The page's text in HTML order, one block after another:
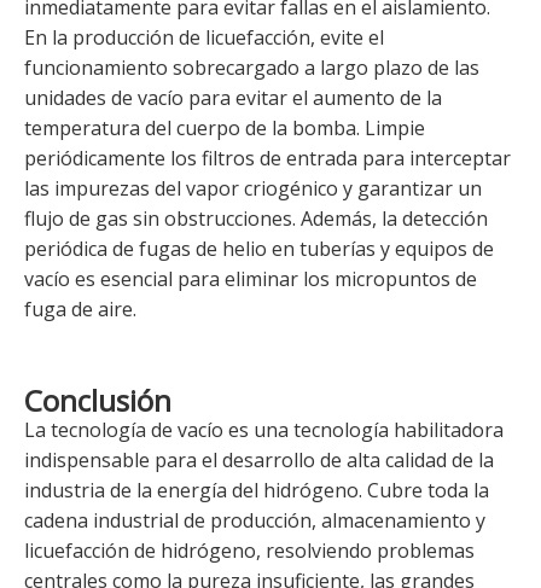
inmediatamente para evitar fallas en el aislamiento.
En la producción de licuefacción, evite el
funcionamiento sobrecargado a largo plazo de las
unidades de vacío para evitar el aumento de la
temperatura del cuerpo de la bomba. Limpie
periódicamente los filtros de entrada para interceptar
las impurezas del vapor criogénico y garantizar un
flujo de gas sin obstrucciones. Además, la detección
periódica de fugas de helio en tuberías y equipos de
vacío es esencial para eliminar los micropuntos de
fuga de aire.
Conclusión
La tecnología de vacío es una tecnología habilitadora
indispensable para el desarrollo de alta calidad de la
industria de la energía del hidrógeno. Cubre toda la
cadena industrial de producción, almacenamiento y
licuefacción de hidrógeno, resolviendo problemas
centrales como la pureza insuficiente, las grandes